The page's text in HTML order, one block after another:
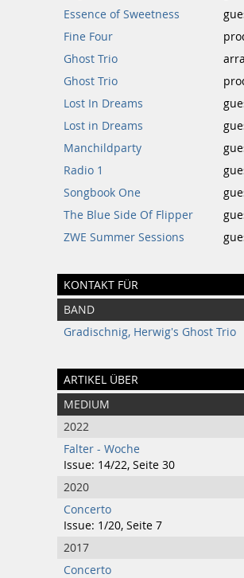
Essence of Sweetness
Fine Four
Ghost Trio
Ghost Trio
Lost In Dreams
Lost in Dreams
Manchildparty
Radio 1
Songbook One
The Blue Side Of Flipper
ZWE Summer Sessions
KONTAKT FÜR
BAND
Gradischnig, Herwig's Ghost Trio
ARTIKEL ÜBER
MEDIUM
2022
Falter - Woche
Issue: 14/22, Seite 30
2020
Concerto
Issue: 1/20, Seite 7
2017
Concerto